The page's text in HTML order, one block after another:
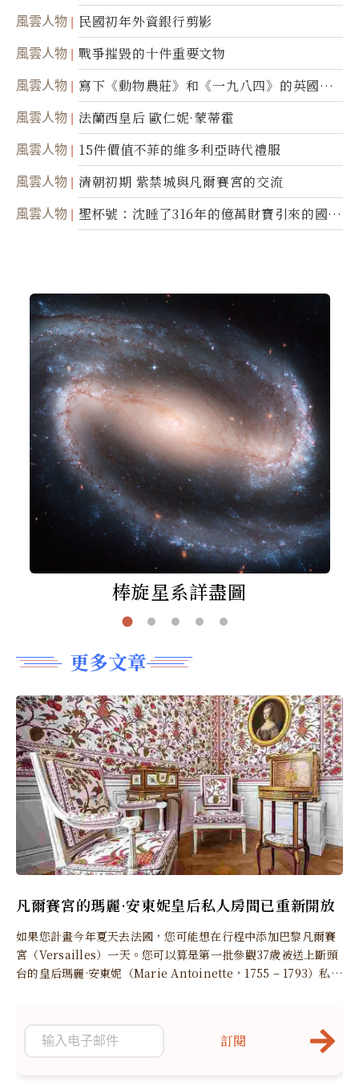
風雲人物 民國初年外資銀行剪影
風雲人物 戰爭摧毀的十件重要文物
風雲人物
寫下《動物農莊》和《一九八四》的英國作
家喬治．歐威爾
風雲人物 法蘭西皇后 歐仁妮·蒙蒂霍
風雲人物 15件價值不菲的維多利亞時代禮服
風雲人物 清朝初期 紫禁城與凡爾賽宮的交流
風雲人物
聖杯號：沈睡了316年的億萬財寶引來的國際
糾紛
棒旋星系詳盡圖
更多文章
凡爾賽宮的瑪麗·安東妮皇后私人房間已重新開放
如果您計畫今年夏天去法國，您可能想在行程中添加巴黎凡爾賽
宮（Versailles）一天。您可以算是第一批參觀37歲被送上斷頭
台的皇后瑪麗·安東妮（Marie Antoinette，1755 – 1793）私人
訂閱